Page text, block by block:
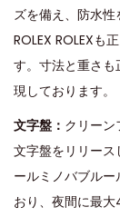
ズを備え、防水
ROLEX ROLEXも
す。寸法と重さも
現しております。
文字盤： クリー
文字盤をリリー
ールミノバブル
おり、夜間に最大